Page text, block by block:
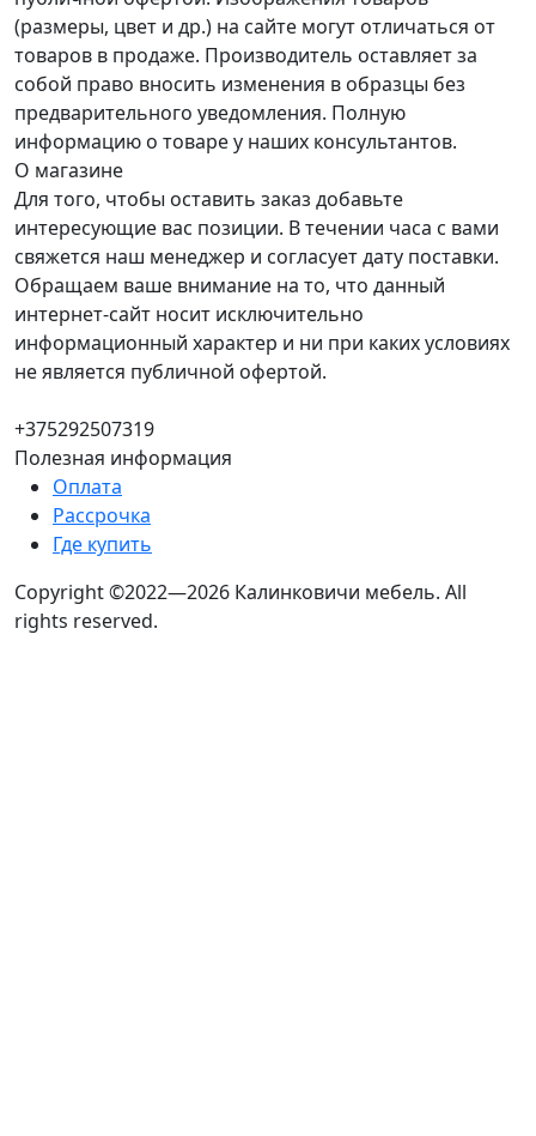
(размеры, цвет и др.) на сайте могут отличаться от
товаров в продаже. Производитель оставляет за
собой право вносить изменения в образцы без
предварительного уведомления. Полную
информацию о товаре у наших консультантов.
О магазине
Для того, чтобы оставить заказ добавьте
интересующие вас позиции. В течении часа с вами
свяжется наш менеджер и согласует дату поставки.
Обращаем ваше внимание на то, что данный
интернет-сайт носит исключительно
информационный характер и ни при каких условиях
не является публичной офертой.
+375292507319
Полезная информация
Оплата
Рассрочка
Где купить
Copyright ©2022—2026 Калинковичи мебель. All
rights reserved.